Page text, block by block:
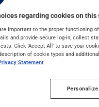
action.
Il est possible que votre
et continue. Assurez-vous
y pensez. S'il est
est plus efficace
regarding cookies on this
important to the proper functioning
and provide secure log-in, collect
Click 'Accept All' to save your
of cookie types and
Statement
Personalize